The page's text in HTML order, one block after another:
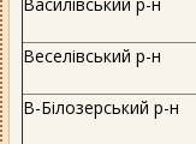
Веселівський р-н
В-Білозерський р-н